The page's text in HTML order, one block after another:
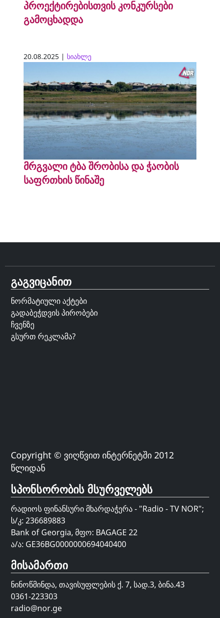
პროექტირებისთვის კონკურსები
გამოცხადდა
20.08.2025 | სიახლე
მრგვალი ტბა შრობისა და ჭაობის
საფრთხის წინაშე
გაგვიცანით
ნორმატიული აქტები
გადაბეჭდვის პირობები
ჩვენზე
გსურთ რეკლამა?
Copyright © ვიღწვით ინტერნეტში 2012
წლიდან
სპონსორობის მსურველებს
რადიოს ფინანსური მხარდაჭერა - "Radio - TV NOR";
ს/კ: 236689883
Bank of Georgia, მფო: BAGAGE 22
ა/ა: GE36BG0000000694040400
მისამართი
ნინოწმინდა, თავისუფლების ქ. 7, სად.3, ბინა.43
0361-223303
radio@nor.ge